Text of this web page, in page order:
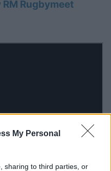
My Personal
sharing to third parties, or